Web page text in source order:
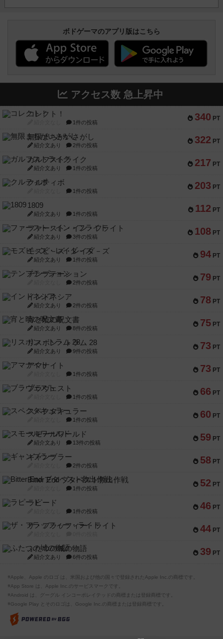
ボドゲーマのアプリ版はこちら
アクセス数 急上昇中
340 PT
コレクト！
1件の投稿
322 PT
無限まちがいさがし
紹介文あり 2件の投稿
217 PT
ガルフストライク
紹介文あり 1件の投稿
203 PT
クルティボ
1件の投稿
112 PT
1809
紹介文あり 1件の投稿
108 PT
ファースト・イン・フライト
紹介文あり 3件の投稿
94 PT
モズビ－ズ・レイダ－ズ
紹介文あり 1件の投稿
79 PT
テンプテーション
2件の投稿
78 PT
インドネシア
紹介文あり 2件の投稿
75 PT
宵と暁の呪文書
紹介文あり 8件の投稿
73 PT
リスボン・トラム 28
紹介文あり 9件の投稿
73 PT
アマナイト
1件の投稿
66 PT
ブラヴェスト
1件の投稿
60 PT
スペクタキュラー
1件の投稿
59 PT
スモールワールド
紹介文あり 13件の投稿
58 PT
ギャンブラー
2件の投稿
52 PT
Bitter End ブタペスト救出作戦
1件の投稿
46 PT
ラピード
1件の投稿
44 PT
ザ・フラッフィー・ライト
39 PT
ふたつの城の物語
紹介文あり 6件の投稿
※Apple、Apple のロゴ は、米国および他の国々で登録されたApple Inc.の商標です。
※App Store は、Apple Inc.のサービスマークです。
※Android は、グーグル インコーポレイテッドの商標または登録商標です。
※Google Play とそのロゴは、Google Inc.の商標または登録商標です。